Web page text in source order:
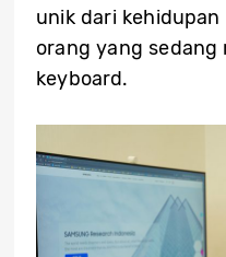
unik dari
orang yang sedang
keyboard.